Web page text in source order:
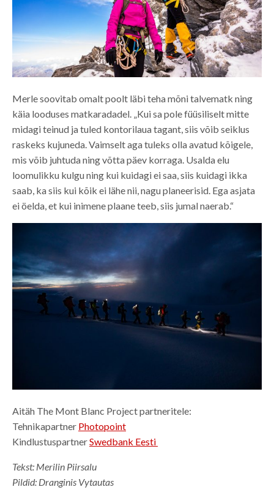
Merle soovitab omalt poolt läbi teha mõni talvematk ning
käia looduses matkaradadel. „Kui sa pole füüsiliselt mitte
midagi teinud ja tuled kontorilaua tagant, siis võib seiklus
raskeks kujuneda. Vaimselt aga tuleks olla avatud kõigele,
mis võib juhtuda ning võtta päev korraga. Usalda elu
loomulikku kulgu ning kui kuidagi ei saa, siis kuidagi ikka
saab, ka siis kui kõik ei lähe nii, nagu planeerisid. Ega asjata
ei öelda, et kui inimene plaane teeb, siis jumal naerab.“
Aitäh The Mont Blanc Project partneritele:
Tehnikapartner Photopoint
KindlustuspartnerSwedbank Eesti
Tekst: Merilin Piirsalu
Pildid: Dranginis Vytautas